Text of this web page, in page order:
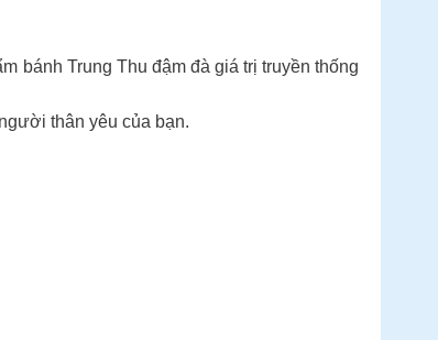
bánh Trung Thu đậm đà giá trị truyền thống
thân yêu của bạn.